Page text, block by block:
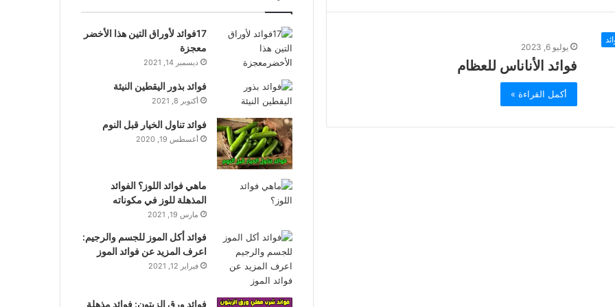
يوليو 6, 2023
فوائد الأناناس للعظام
أكمل القراءة »
17فوائد لأوراق التين هذا الأخضر
معجزة
ديسمبر 14, 2021
فوائد بذور اليقطين النيئة
أكتوبر 8, 2021
فوائد تناول الخيار قبل النوم
أغسطس 19, 2020
ماهي فوائد اللوز؟ الفوائد
المذهلة للوز في مكوناته
مارس 19, 2021
فوائد أكل الموز للجسم والرجيم:
اعرف المزيد عن فوائد الموز
فبراير 12, 2021
فوائد ورق الزيتون: فوائد مذهلة